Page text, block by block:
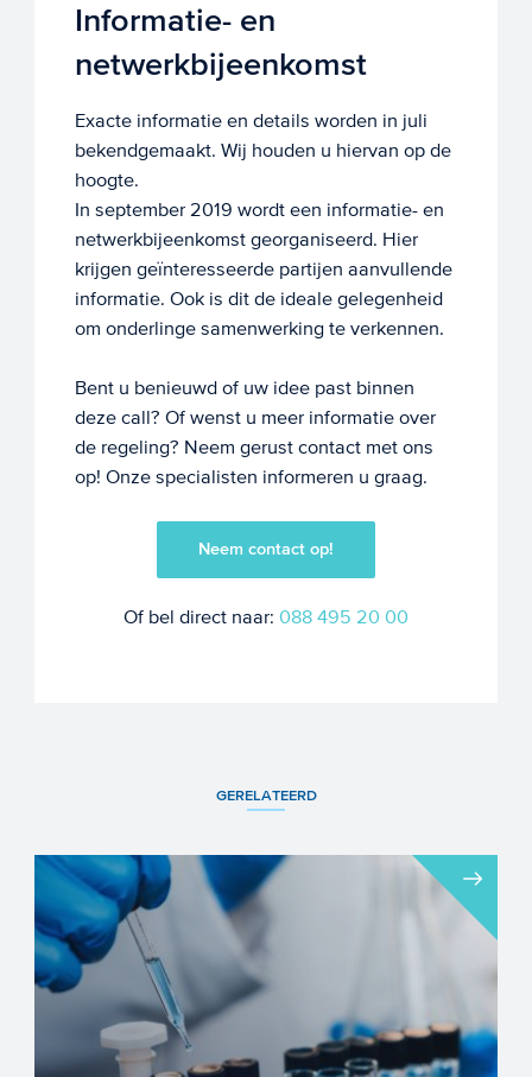
Informatie- en
netwerkbijeenkomst
Exacte informatie en details worden in juli
bekendgemaakt. Wij houden u hiervan op de
hoogte.
In september 2019 wordt een informatie- en
netwerkbijeenkomst georganiseerd. Hier
krijgen geïnteresseerde partijen aanvullende
informatie. Ook is dit de ideale gelegenheid
om onderlinge samenwerking te verkennen.
Bent u benieuwd of uw idee past binnen
deze call? Of wenst u meer informatie over
de regeling? Neem gerust contact met ons
op! Onze specialisten informeren u graag.
Neem contact op!
Of bel direct naar: 088 495 20 00
GERELATEERD